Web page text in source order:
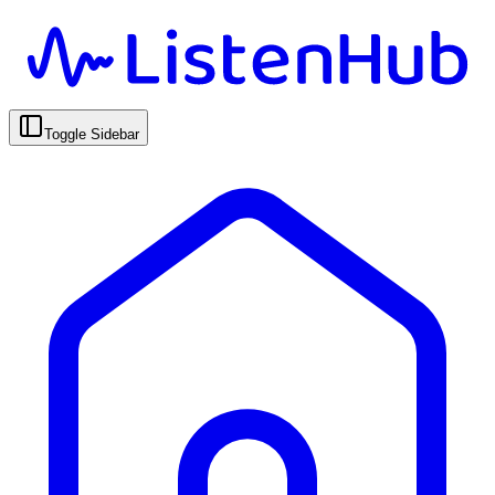
Toggle Sidebar